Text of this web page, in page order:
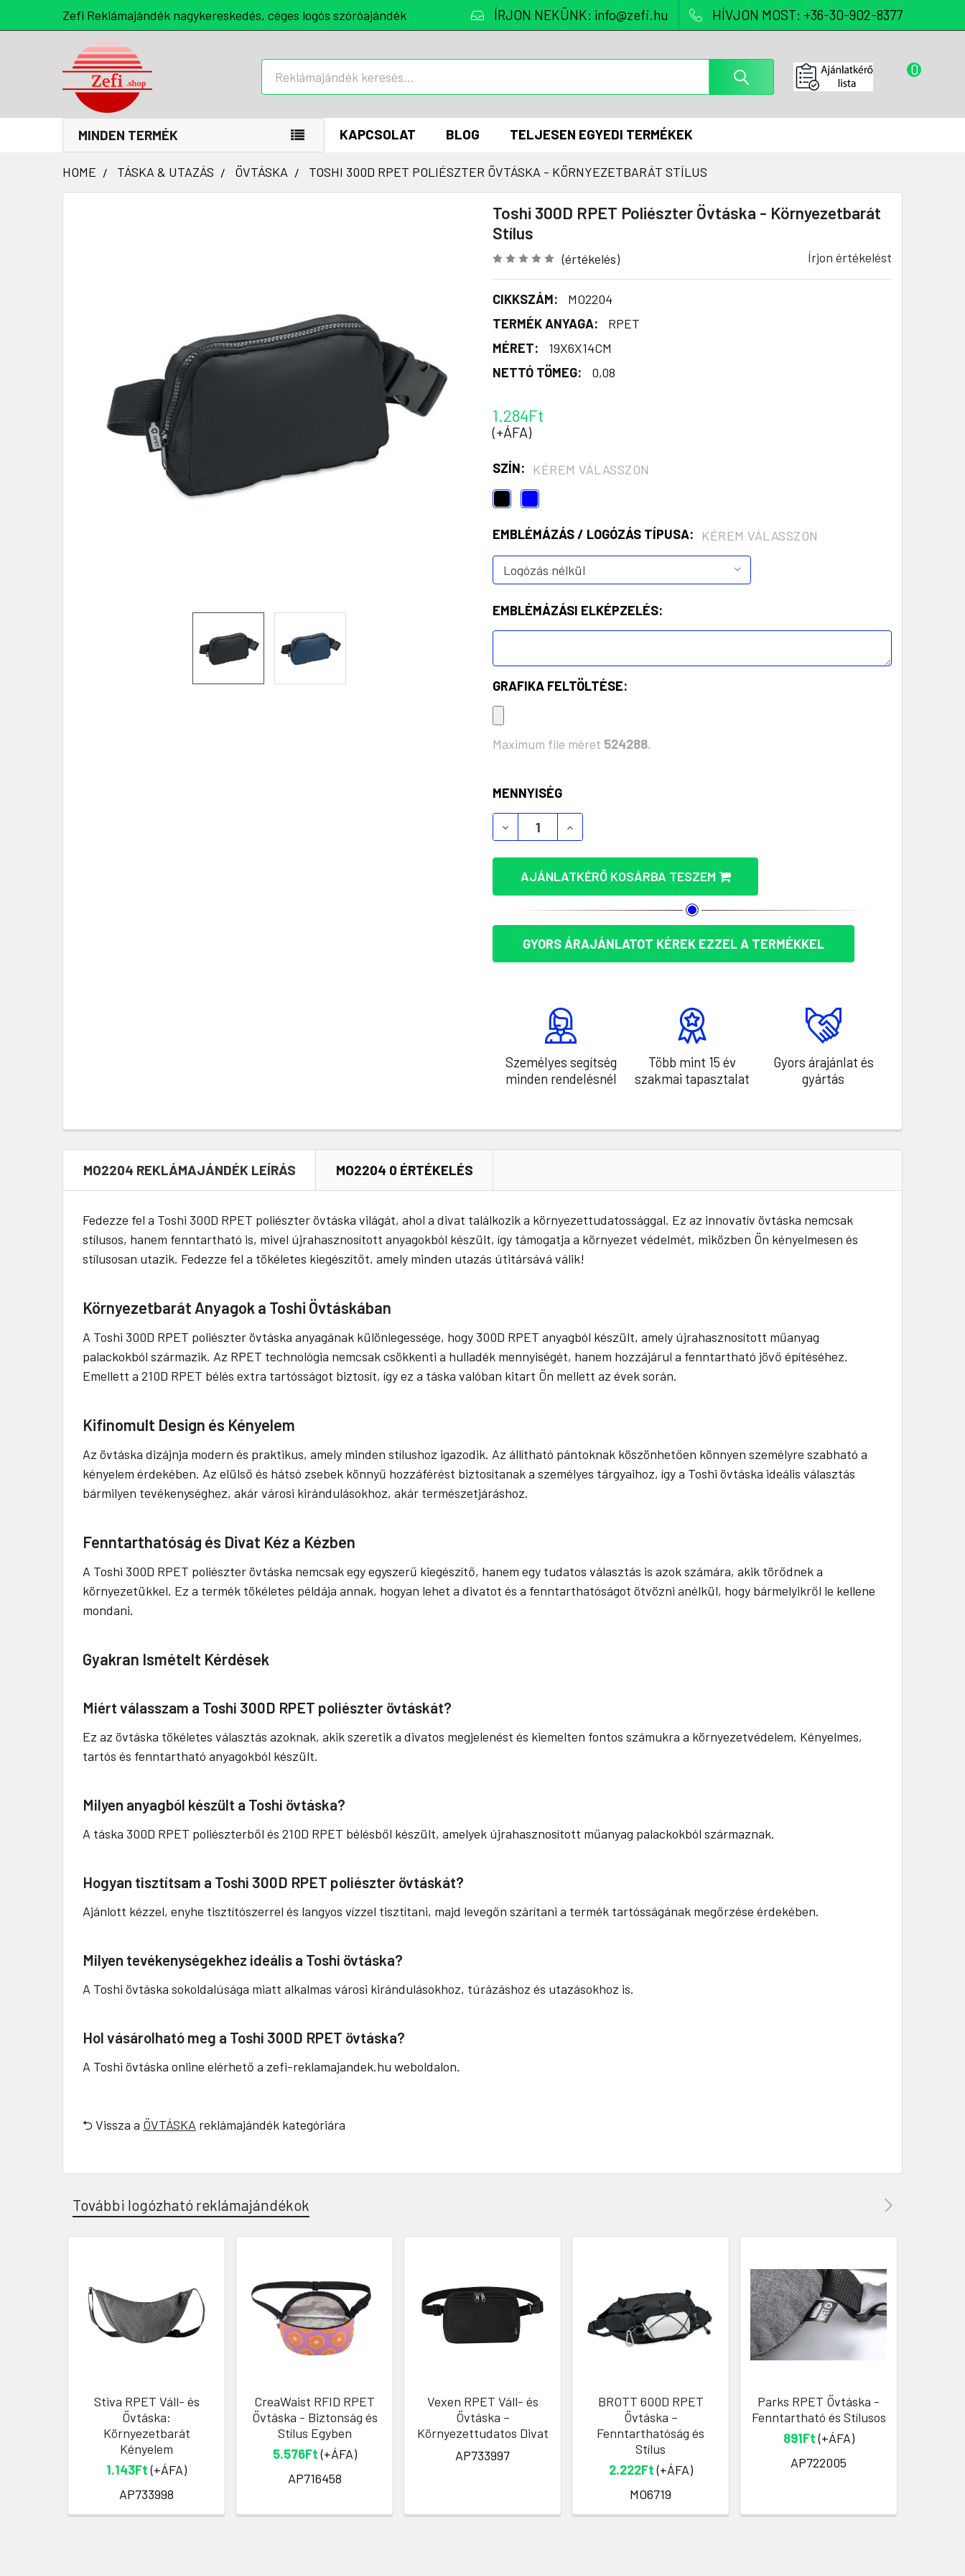
Zefi Reklámajándék nagykereskedés, céges logós szóróajándék ÍRJON NEKÜNK: info@zefi.hu HÍVJON MOST: +36-30-902-8377
0
MINDEN TERMÉK KAPCSOLAT BLOG TELJESEN EGYEDI TERMÉKEK
HOME TÁSKA & UTAZÁS ÖVTÁSKA TOSHI 300D RPET POLIÉSZTER ÖVTÁSKA - KÖRNYEZETBARÁT STÍLUS
Toshi 300D RPET Poliészter Övtáska - Környezetbarát
Stílus
(értékelés) Írjon értékelést
CIKKSZÁM:
MO2204
TERMÉK ANYAGA:
RPET
MÉRET:
19X6X14CM
NETTÓ TÖMEG:
0,08
1.284Ft
(+ÁFA)
SZÍN: KÉREM VÁLASSZON
EMBLÉMÁZÁS / LOGÓZÁS TÍPUSA: KÉREM VÁLASSZON
EMBLÉMÁZÁSI ELKÉPZELÉS:
GRAFIKA FELTÖLTÉSE:
Maximum file méret 524288,
KÉSZLET:
MENNYISÉG
AJÁNLATKÉRŐ KOSÁRBA TESZEM
GYORS ÁRAJÁNLATOT KÉREK EZZEL A TERMÉKKEL
Személyes segítség
minden rendelésnél
Több mint 15 év
szakmai tapasztalat
Gyors árajánlat és
gyártás
MO2204 REKLÁMAJÁNDÉK LEÍRÁS MO2204 0 ÉRTÉKELÉS
Fedezze fel a Toshi 300D RPET poliészter övtáska világát, ahol a divat találkozik a környezettudatossággal. Ez az innovatív övtáska nemcsak
stílusos, hanem fenntartható is, mivel újrahasznosított anyagokból készült, így támogatja a környezet védelmét, miközben Ön kényelmesen és
stílusosan utazik. Fedezze fel a tökéletes kiegészítőt, amely minden utazás útitársává válik!
Környezetbarát Anyagok a Toshi Övtáskában
A Toshi 300D RPET poliészter övtáska anyagának különlegessége, hogy 300D RPET anyagból készült, amely újrahasznosított műanyag
palackokból származik. Az RPET technológia nemcsak csökkenti a hulladék mennyiségét, hanem hozzájárul a fenntartható jövő építéséhez.
Emellett a 210D RPET bélés extra tartósságot biztosít, így ez a táska valóban kitart Ön mellett az évek során.
Kifinomult Design és Kényelem
Az övtáska dizájnja modern és praktikus, amely minden stílushoz igazodik. Az állítható pántoknak köszönhetően könnyen személyre szabható a
kényelem érdekében. Az elülső és hátsó zsebek könnyű hozzáférést biztosítanak a személyes tárgyaihoz, így a Toshi övtáska ideális választás
bármilyen tevékenységhez, akár városi kirándulásokhoz, akár természetjáráshoz.
Fenntarthatóság és Divat Kéz a Kézben
A Toshi 300D RPET poliészter övtáska nemcsak egy egyszerű kiegészítő, hanem egy tudatos választás is azok számára, akik törődnek a
környezetükkel. Ez a termék tökéletes példája annak, hogyan lehet a divatot és a fenntarthatóságot ötvözni anélkül, hogy bármelyikről le kellene
mondani.
Gyakran Ismételt Kérdések
Miért válasszam a Toshi 300D RPET poliészter övtáskát?
Ez az övtáska tökéletes választás azoknak, akik szeretik a divatos megjelenést és kiemelten fontos számukra a környezetvédelem. Kényelmes,
tartós és fenntartható anyagokból készült.
Milyen anyagból készült a Toshi övtáska?
A táska 300D RPET poliészterből és 210D RPET bélésből készült, amelyek újrahasznosított műanyag palackokból származnak.
Hogyan tisztítsam a Toshi 300D RPET poliészter övtáskát?
Ajánlott kézzel, enyhe tisztítószerrel és langyos vízzel tisztítani, majd levegőn szárítani a termék tartósságának megőrzése érdekében.
Milyen tevékenységekhez ideális a Toshi övtáska?
A Toshi övtáska sokoldalúsága miatt alkalmas városi kirándulásokhoz, túrázáshoz és utazásokhoz is.
Hol vásárolható meg a Toshi 300D RPET övtáska?
A Toshi övtáska online elérhető a zefi-reklamajandek.hu weboldalon.
⮌ Vissza a ÖVTÁSKA reklámajándék kategóriára
További logózható reklámajándékok
Stiva RPET Váll- és
Övtáska:
Környezetbarát
Kényelem
1.143Ft(+ÁFA)
AP733998
CreaWaist RFID RPET
Övtáska - Biztonság és
Stílus Egyben
5.576Ft(+ÁFA)
AP716458
Vexen RPET Váll- és
Övtáska –
Környezettudatos Divat
AP733997
BROTT 600D RPET
Övtáska –
Fenntarthatóság és
Stílus
2.222Ft(+ÁFA)
MO6719
Parks RPET Övtáska -
Fenntartható és Stílusos
891Ft(+ÁFA)
AP722005